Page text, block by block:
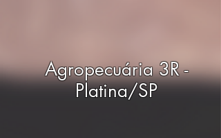
Agropecuária 3R -
Platina/SP